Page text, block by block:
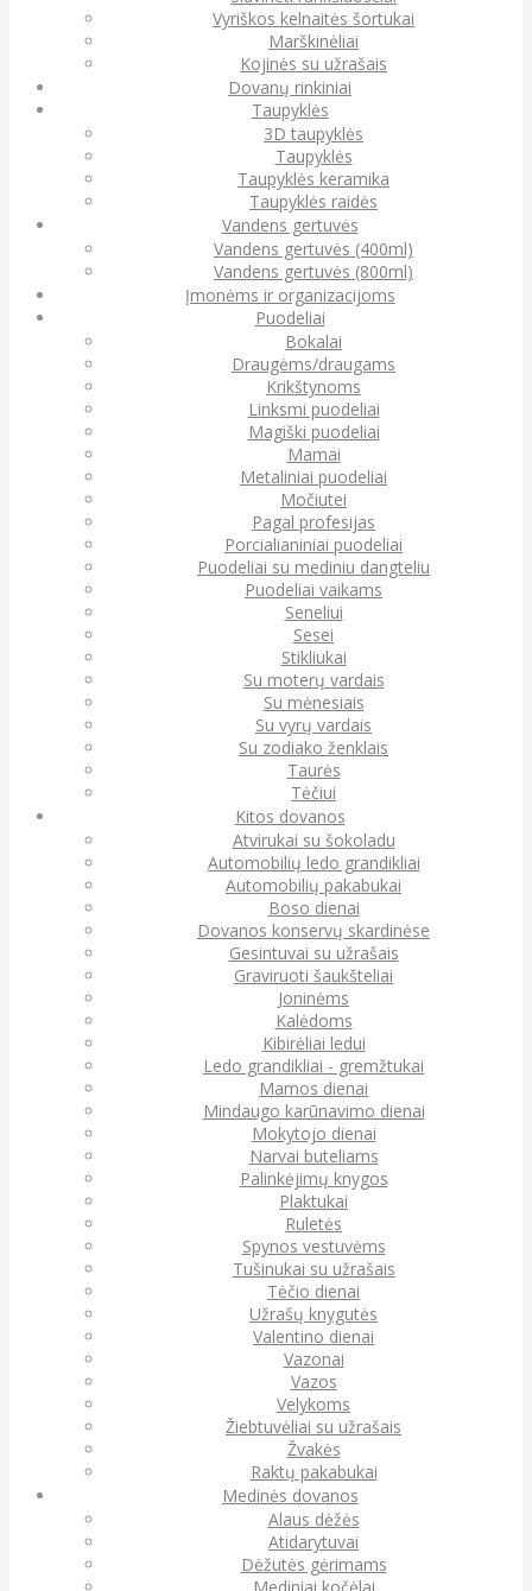
Vyriškos kelnaitės šortukai
Marškinėliai
Kojinės su užrašais
Dovanų rinkiniai
Taupyklės
3D taupyklės
Taupyklės
Taupyklės keramika
Taupyklės raidės
Vandens gertuvės
Vandens gertuvės (400ml)
Vandens gertuvės (800ml)
Įmonėms ir organizacijoms
Puodeliai
Bokalai
Draugėms/draugams
Krikštynoms
Linksmi puodeliai
Magiški puodeliai
Mamai
Metaliniai puodeliai
Močiutei
Pagal profesijas
Porcialianiniai puodeliai
Puodeliai su mediniu dangteliu
Puodeliai vaikams
Seneliui
Sesei
Stikliukai
Su moterų vardais
Su mėnesiais
Su vyrų vardais
Su zodiako ženklais
Taurės
Tėčiui
Kitos dovanos
Atvirukai su šokoladu
Automobilių ledo grandikliai
Automobilių pakabukai
Boso dienai
Dovanos konservų skardinėse
Gesintuvai su užrašais
Graviruoti šaukšteliai
Joninėms
Kalėdoms
Kibirėliai ledui
Ledo grandikliai - gremžtukai
Mamos dienai
Mindaugo karūnavimo dienai
Mokytojo dienai
Narvai buteliams
Palinkėjimų knygos
Plaktukai
Ruletės
Spynos vestuvėms
Tušinukai su užrašais
Tėčio dienai
Užrašų knygutės
Valentino dienai
Vazonai
Vazos
Velykoms
Žiebtuvėliai su užrašais
Žvakės
Raktų pakabukai
Medinės dovanos
Alaus dėžės
Atidarytuvai
Dėžutės gėrimams
Mediniai kočėlai